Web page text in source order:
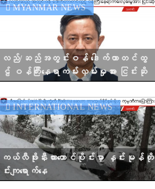
လည်/ဆည်အတွင်းဝန် ဒေါက်တာတင်ထွ
ဠ် ဝန်ကြီးနေရာကမ်းလှမ်းမှုအား ငြင်းဆို
MYANMAR NEWS
ကယ်လီဖိုးနီးယားတောင်ပိုင်းမှာ နှင်းမုန်တို
င်းကျရောက်နေ
INTERNATIONAL NEWS